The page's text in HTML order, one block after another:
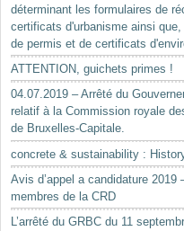
déterminant les formulaires de
certificats d'urbanisme ainsi
de permis et de certificats
ATTENTION, guichets primes !
04.07.2019 – Arrêté du
relatif à la Commission royale
de Bruxelles-Capitale.
concrete & sustainability :
Avis d’appel a candidature
membres de la CRD
L’arrêté du GRBC du 11